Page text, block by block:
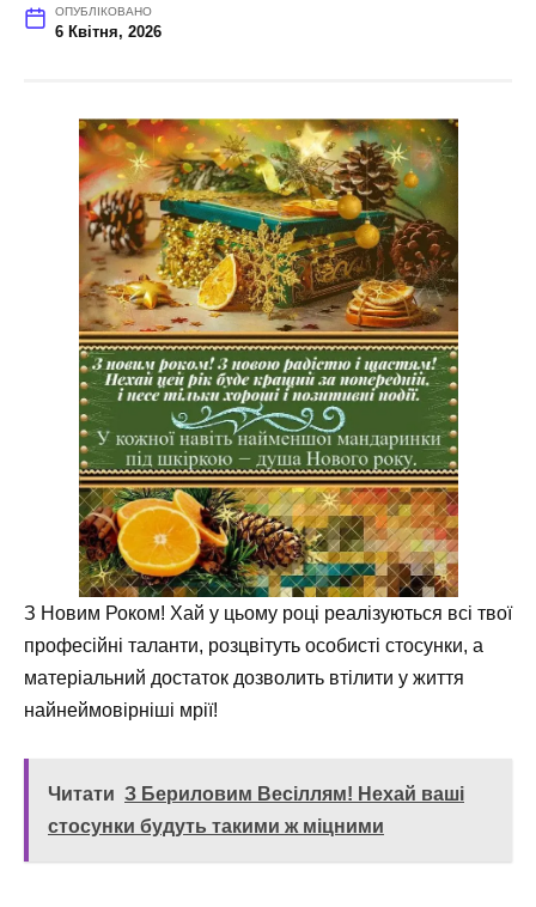
ОПУБЛІКОВАНО
6 Квітня, 2026
З Новим Роком! Хай у цьому році реалізуються всі твої
професійні таланти, розцвітуть особисті стосунки, а
матеріальний достаток дозволить втілити у життя
найнеймовірніші мрії!
Читати З Бериловим Весіллям! Нехай ваші
стосунки будуть такими ж міцними